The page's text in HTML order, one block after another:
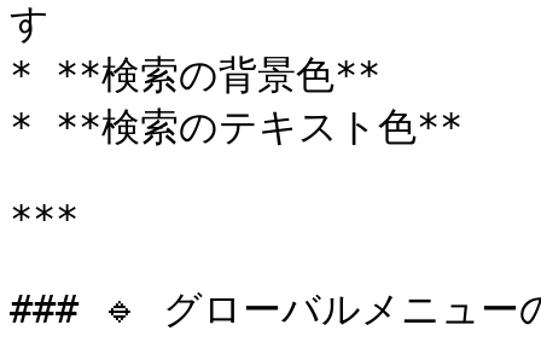
す
* **検索の背景色**
* **検索のテキスト色**
***
### 🔹 グローバルメニュー